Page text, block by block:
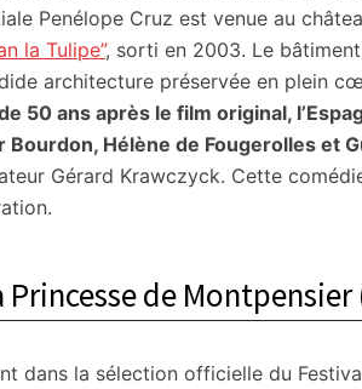
Penélope Cruz est venue au
la Tulipe”, sorti en 2003. Le
architecture préservée en plein
50 ans après le film original,
Bourdon, Hélène de Fougerolles et
Gérard Krawczyck. Cette
Princesse de Montpensier
dans la sélection officielle du